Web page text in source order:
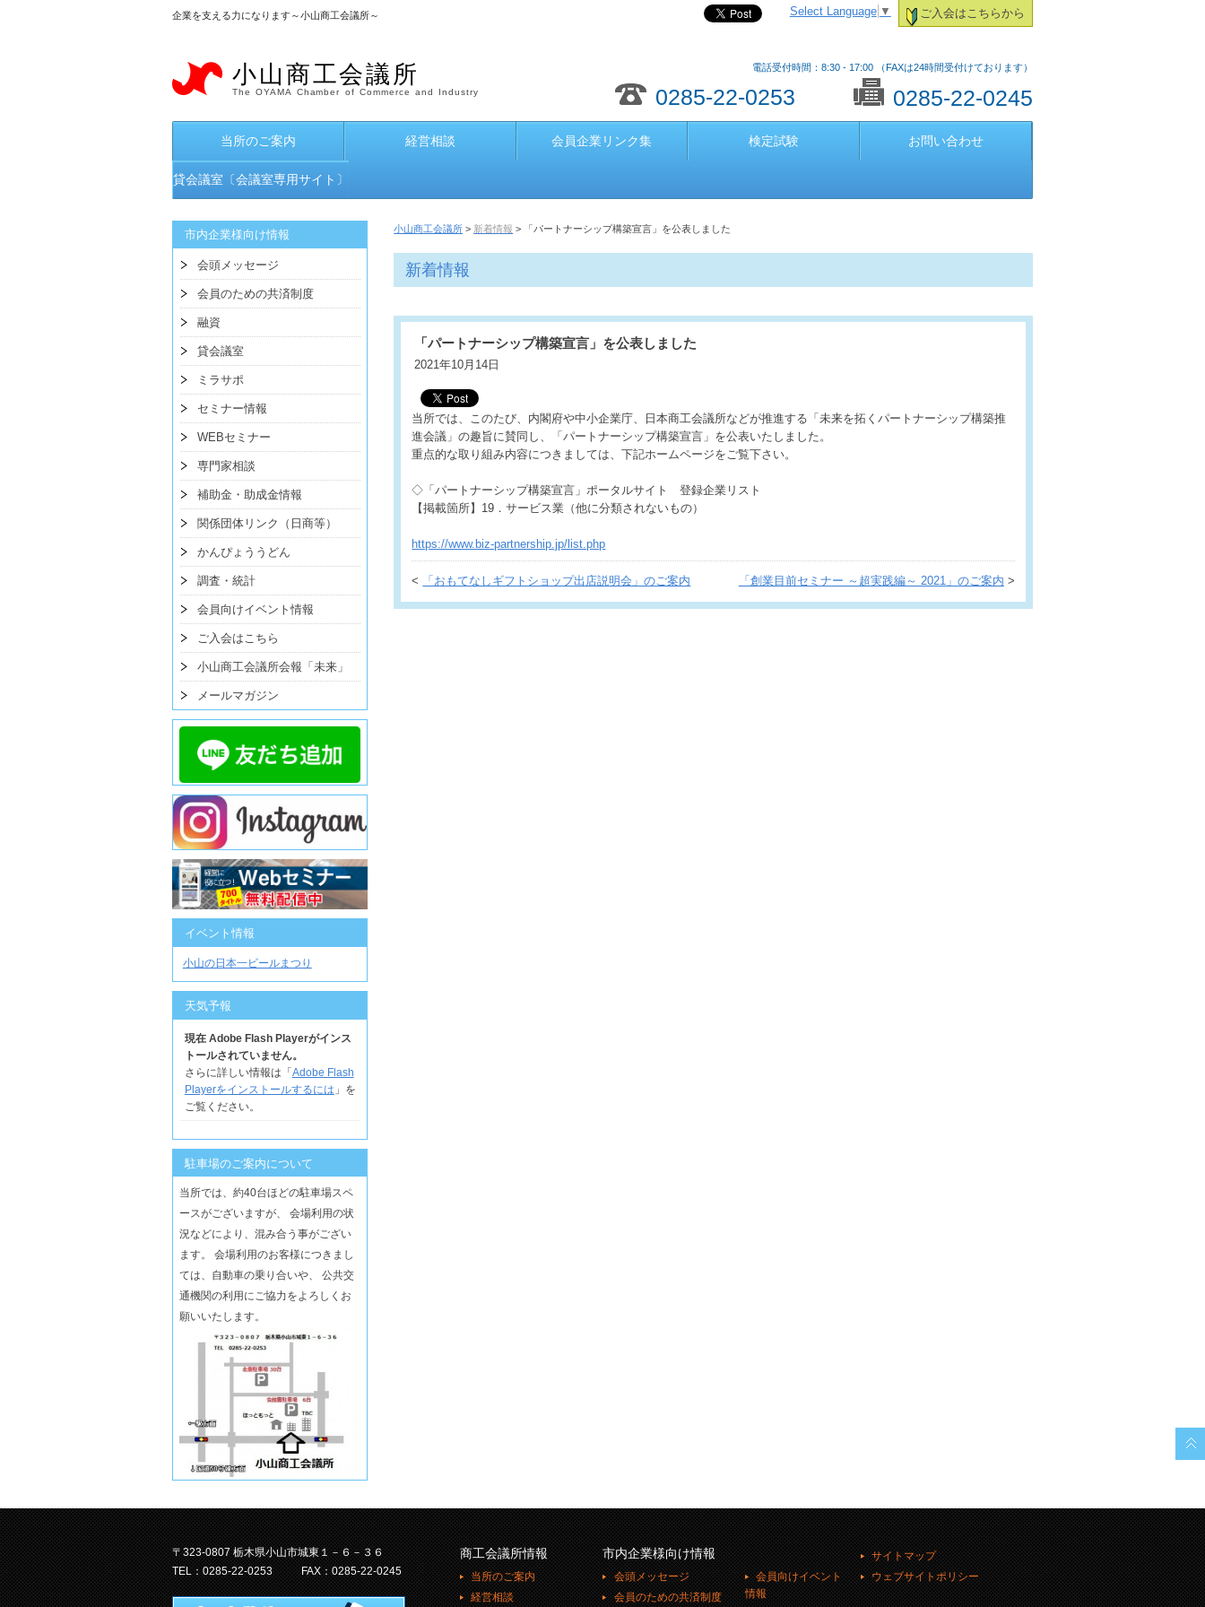
企業を支える力になります～小山商工会議所～ ご入会はこちらから
Select Language ▼
小山商工会議所
The OYAMA Chamber of Commerce and Industry
電話受付時間：8:30 - 17:00 （FAXは24時間受付けております）
0285-22-0253 0285-22-0245
当所のご案内 経営相談 会員企業リンク集 検定試験 お問い合わせ
貸会議室〔会議室専用サイト〕
小山商工会議所 > 新着情報 > 「パートナーシップ構築宣言」を公表しました
新着情報
「パートナーシップ構築宣言」を公表しました
2021年10月14日
当所では、このたび、内閣府や中小企業庁、日本商工会議所などが推進する「未来を拓くパートナーシップ構築推
進会議」の趣旨に賛同し、「パートナーシップ構築宣言」を公表いたしました。
重点的な取り組み内容につきましては、下記ホームページをご覧下さい。
◇「パートナーシップ構築宣言」ポータルサイト 登録企業リスト
【掲載箇所】19．サービス業（他に分類されないもの）
https://www.biz-partnership.jp/list.php
< 「おもてなしギフトショップ出店説明会」のご案内 「創業目前セミナー ～超実践編～ 2021」のご案内 >
市内企業様向け情報
会頭メッセージ
会員のための共済制度
融資
貸会議室
ミラサポ
セミナー情報
WEBセミナー
専門家相談
補助金・助成金情報
関係団体リンク（日商等）
かんぴょううどん
調査・統計
会員向けイベント情報
ご入会はこちら
小山商工会議所会報「未来」
メールマガジン
イベント情報
小山の日本一ビールまつり
天気予報
現在 Adobe Flash Playerがインス
トールされていません。
さらに詳しい情報は「 Adobe Flash
Playerをインストールするには 」を
ご覧ください。
駐車場のご案内について
当所では、約40台ほどの駐車場スペ
ースがございますが、 会場利用の状
況などにより、混み合う事がござい
ます。 会場利用のお客様につきまし
ては、自動車の乗り合いや、 公共交
通機関の利用にご協力をよろしくお
願いいたします。
〒323-0807 栃木県小山市城東１－６－３６
TEL：0285-22-0253
FAX：0285-22-0245
商工会議所情報
当所のご案内
経営相談
市内企業様向け情報
会頭メッセージ
会員のための共済制度
会員向けイベント
情報
サイトマップ
ウェブサイトポリシー